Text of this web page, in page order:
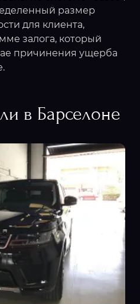
размер
для клиента,
залога, который
причинения ущерба
в Барселоне